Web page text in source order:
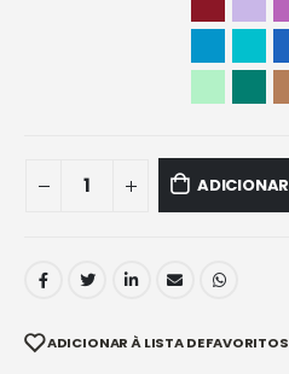
ADICIONAR
ADICIONAR À LISTA DE FAVORITOS